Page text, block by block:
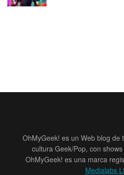
OhMyGeek! es un Web blog de
cultura Geek/Pop, con
OhMyGeek! es una marca
Medialabs